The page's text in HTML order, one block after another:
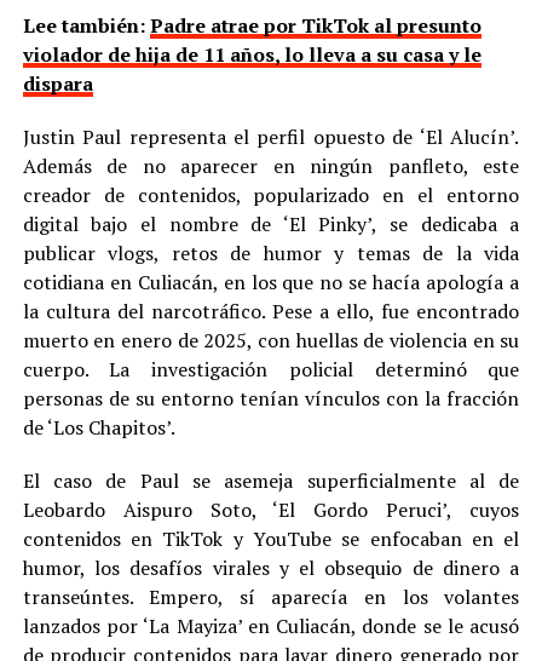
Lee también:Padre atrae por TikTok al presunto
violador de hija de 11 años, lo lleva a su casa y le
dispara
Justin Paul representa el perfil opuesto de ‘El Alucín’.
Además de no aparecer en ningún panfleto, este
creador de contenidos, popularizado en el entorno
digital bajo el nombre de ‘El Pinky’, se dedicaba a
publicar vlogs, retos de humor y temas de la vida
cotidiana en Culiacán, en los que no se hacía apología a
la cultura del narcotráfico. Pese a ello, fue encontrado
muerto en enero de 2025, con huellas de violencia en su
cuerpo. La investigación policial determinó que
personas de su entorno tenían vínculos con la fracción
de ‘Los Chapitos’.
El caso de Paul se asemeja superficialmente al de
Leobardo Aispuro Soto, ‘El Gordo Peruci’, cuyos
contenidos en TikTok y YouTube se enfocaban en el
humor, los desafíos virales y el obsequio de dinero a
transeúntes. Empero, sí aparecía en los volantes
lanzados por ‘La Mayiza’ en Culiacán, donde se le acusó
de producir contenidos para lavar dinero generado por